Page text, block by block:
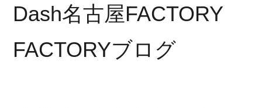
Dash名古屋FACTORY
FACTORYブログ